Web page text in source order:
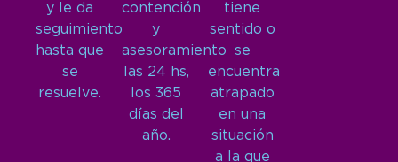
y le da
seguimiento
hasta que
se
resuelve.
contención
y
asesoramiento
las 24 hs,
los 365
días del
año.
tiene
sentido o
se
encuentra
atrapado
en una
situación
a la que